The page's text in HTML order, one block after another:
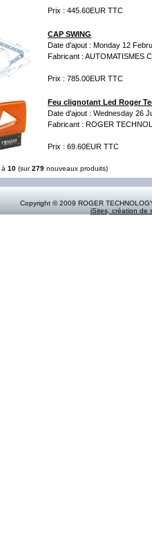
Prix : 445.60EUR TTC
CAP SWING
Date d'ajout : Monday 12
Fabricant : AUTOMATISMES
Prix : 785.00EUR TTC
Feu clignotant Led Roger
Date d'ajout : Wednesday 26
Fabricant : ROGER
Prix : 69.60EUR TTC
à 10 (sur279 nouveaux produits)
Copyright © 2009 ROGER
iSites, création de